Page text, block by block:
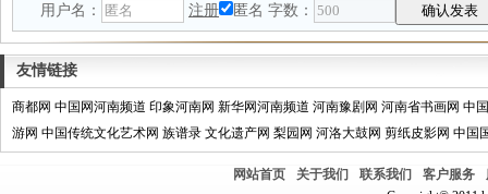
用户名： 注册 匿名 字数：
友情链接
商都网 中国网河南频道 印象河南网 新华网河南频道 河南豫剧网 河南省书画网 中
游网 中国传统文化艺术网 族谱录 文化遗产网 梨园网 河洛大鼓网 剪纸皮影网 中国
网站首页 关于我们 联系我们 客户服务